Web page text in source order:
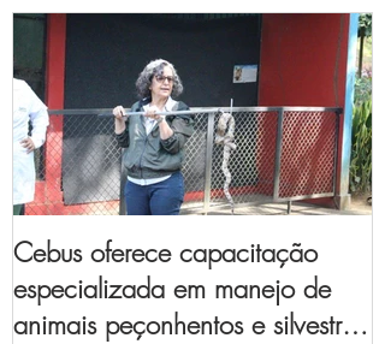
Cebus oferece capacitação
especializada em manejo de
animais peçonhentos e silvestres